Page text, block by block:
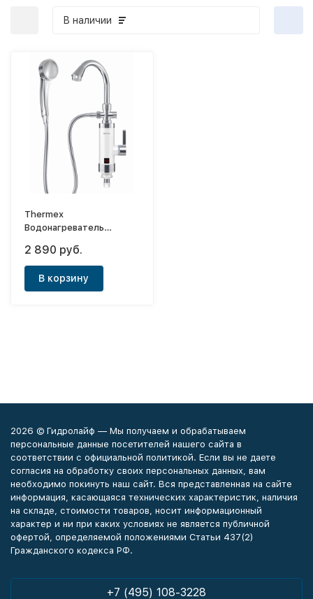
В наличии
Thermex
Водонагреватель
проточный Focus 3000
2 890 руб.
В корзину
2026 © Гидролайф — Мы получаем и обрабатываем
персональные данные посетителей нашего сайта в
соответствии с официальной политикой. Если вы не даете
согласия на обработку своих персональных данных, вам
необходимо покинуть наш сайт. Вся представленная на сайте
информация, касающаяся технических характеристик, наличия
на складе, стоимости товаров, носит информационный
характер и ни при каких условиях не является публичной
офертой, определяемой положениями Статьи 437(2)
Гражданского кодекса РФ.
+7 (495) 108-3228